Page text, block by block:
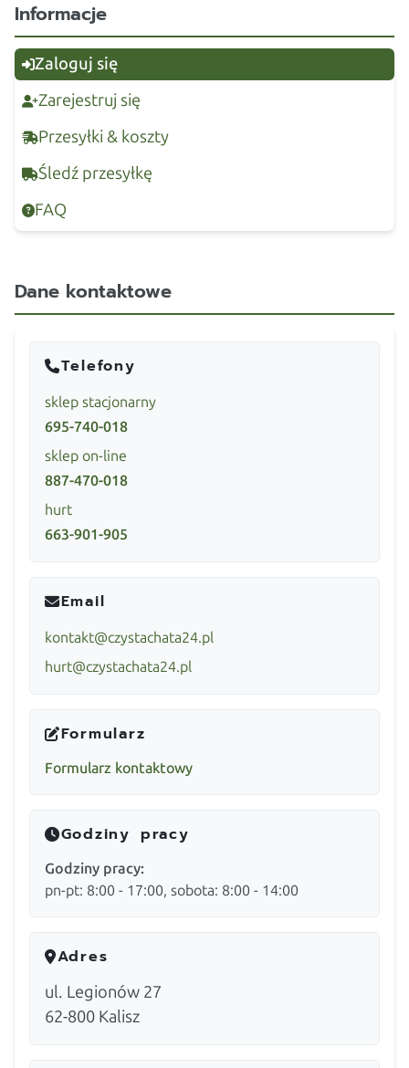
Informacje
Zaloguj się
Zarejestruj się
Przesyłki & koszty
Śledź przesyłkę
FAQ
Dane kontaktowe
Telefony
sklep stacjonarny
695-740-018
sklep on-line
887-470-018
hurt
663-901-905
Email
kontakt@czystachata24.pl
hurt@czystachata24.pl
Formularz
Formularz kontaktowy
Godziny pracy
Godziny pracy:
pn-pt: 8:00 - 17:00, sobota: 8:00 - 14:00
Adres
ul. Legionów 27
62-800 Kalisz